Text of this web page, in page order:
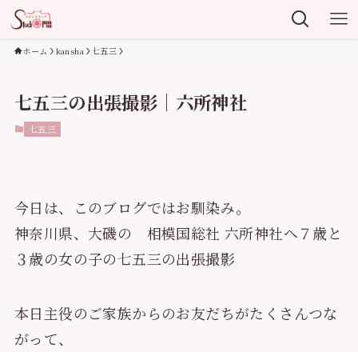
ホーム kansha 七五三
七五三の出張撮影｜六所神社
七五三
今日は、このブログではお馴染み。
神奈川県、大磯の 相模国総社 六所神社へ７歳と
３歳の女の子の七五三の出張撮影
本日主役のご家族からのお友だちがたくさんつな
がって、